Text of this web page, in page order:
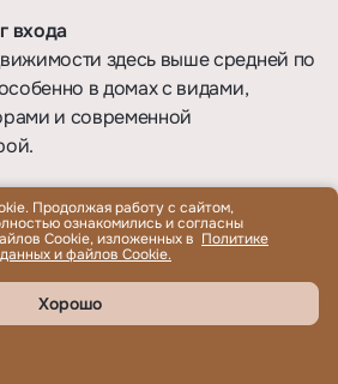
входа
здесь выше средней по
в домах с видами,
и современной
в часы пик
и выездах возможны пробки, а
требует внимания – особенно
в старом фонде.
Продолжая работу с сайтом,
ознакомились и согласны
Cookie, изложенных в Политике
и файлов Cookie.
Хорошо